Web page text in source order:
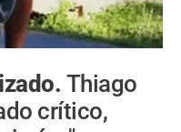
Thiago
crítico,